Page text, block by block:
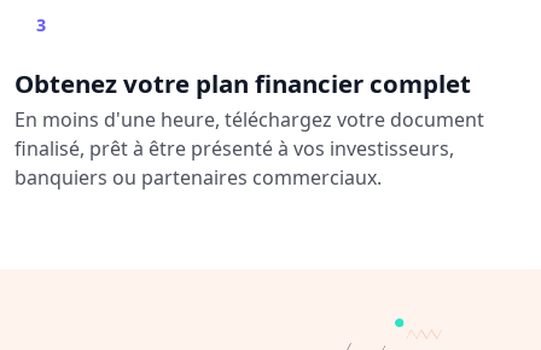
3
Obtenez votre plan financier complet
En moins d'une heure, téléchargez votre document
finalisé, prêt à être présenté à vos investisseurs,
banquiers ou partenaires commerciaux.